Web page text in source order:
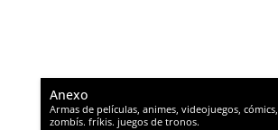
Anexo
–
Armas de películas, animes, videojuegos, cómics,
zombís. fríkis. juegos de tronos.